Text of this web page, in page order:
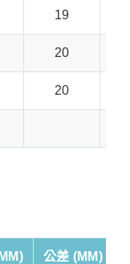
19
20
20
公差 (MM)